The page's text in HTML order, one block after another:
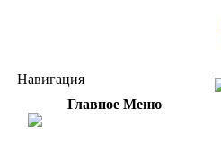
Навигация
Главное Меню